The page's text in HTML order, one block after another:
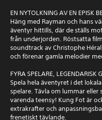
EN NYTOLKNING AV EN EPISK
Häng med Rayman och hans
äventyr hittills, där de ställs
från underjorden. Röstsatta
soundtrack av Christophe
och förenar gamla melodier
FYRA SPELARE, LEGENDARISK
Spela hela äventyret i det
spelare. Tävla om lummar
varenda teensy! Kung Fot är
extrakrafter och
frenetiskt tävlande.